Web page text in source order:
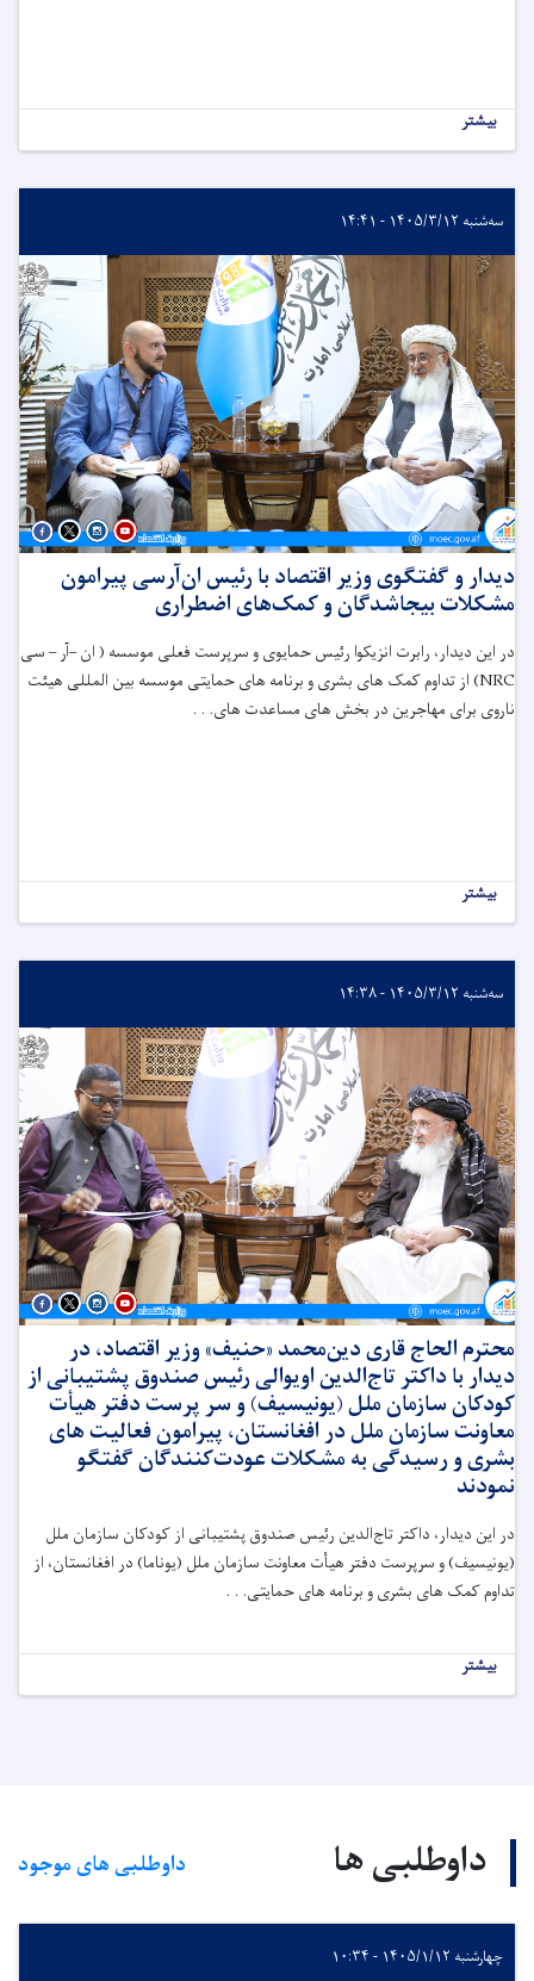
بیشتر
سه‌شنبه ۱۴۰۵/۳/۱۲ - ۱۴:۴۱
دیدار و گفتگوی وزیر اقتصاد با رئیس ان‌آر‌سی پیرامون
مشکلات بیجاشدگان و کمک‌های اضطراری
در این دیدار، رابرت انزیکوا رئیس حمایوی و سرپرست فعلی موسسه ( ان –آر – سی
NRC) از تداوم کمک های بشری و برنامه های حمایتی موسسه بین المللی هیئت
ناروی برای مهاجرین در بخش های مساعدت های. . .
بیشتر
سه‌شنبه ۱۴۰۵/۳/۱۲ - ۱۴:۳۸
محترم الحاج قاری دین‌محمد «حنیف» وزیر اقتصاد، در
دیدار با داکتر تاج‌الدین اویوالی رئیس صندوق پشتیبانی از
کودکان سازمان ملل (یونیسیف) و سر پرست دفتر هیأت
معاونت سازمان ملل در افغانستان، پیرامون فعالیت های
بشری و رسیدگی به مشکلات عودت‌کنندگان گفتگو
نمودند
در این دیدار، داکتر تاج‌الدین رئیس صندوق پشتیبانی از کودکان سازمان ملل
(یونیسیف) و سرپرست دفتر هیأت معاونت سازمان ملل (یوناما) در افغانستان، از
تداوم کمک های بشری و برنامه های حمایتی. . .
بیشتر
داوطلبی ها داوطلبی های موجود
چهارشنبه ۱۴۰۵/۱/۱۲ - ۱۰:۳۴